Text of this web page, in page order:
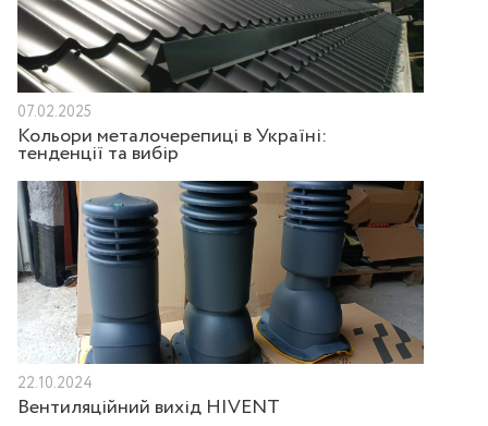
07.02.2025
Кольори металочерепиці в Україні:
тенденції та вибір
22.10.2024
Вентиляційний вихід HIVENT